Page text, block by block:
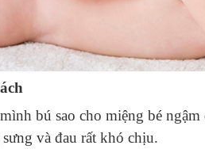
bú sao cho miệng bé
và đau rất khó chịu.